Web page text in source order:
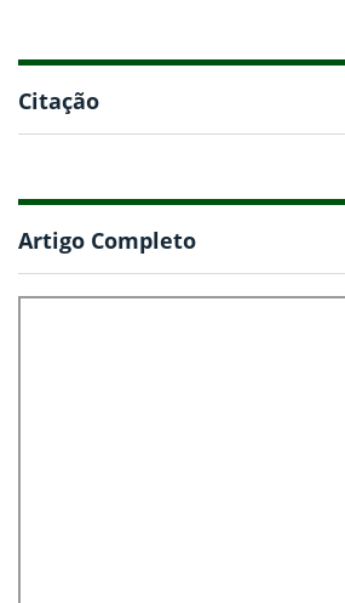
Citação
Artigo Completo